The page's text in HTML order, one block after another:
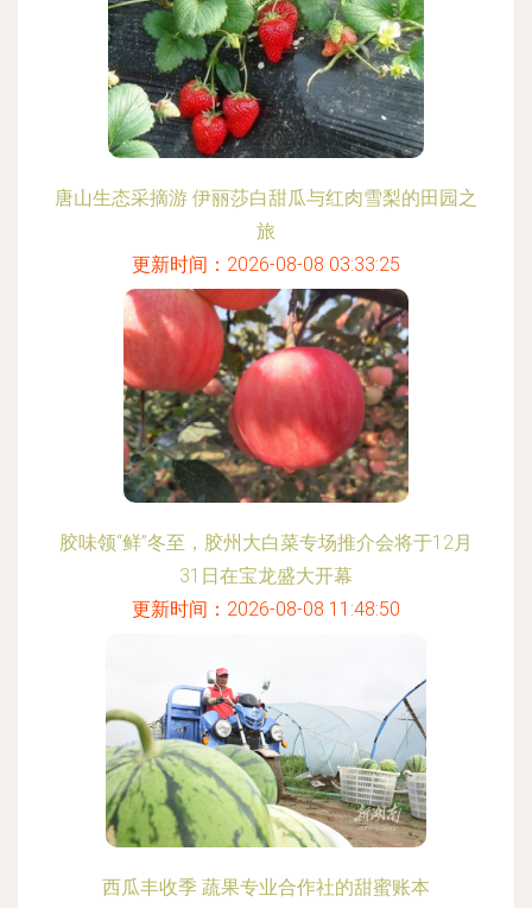
唐山生态采摘游 伊丽莎白甜瓜与红肉雪梨的田园之
旅
更新时间：2026-08-08 03:33:25
胶味领“鲜”冬至，胶州大白菜专场推介会将于12月
31日在宝龙盛大开幕
更新时间：2026-08-08 11:48:50
西瓜丰收季 蔬果专业合作社的甜蜜账本